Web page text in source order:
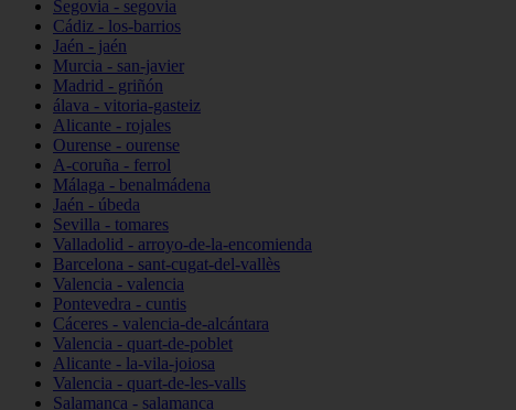
Segovia - segovia
Cádiz - los-barrios
Jaén - jaén
Murcia - san-javier
Madrid - griñón
álava - vitoria-gasteiz
Alicante - rojales
Ourense - ourense
A-coruña - ferrol
Málaga - benalmádena
Jaén - úbeda
Sevilla - tomares
Valladolid - arroyo-de-la-encomienda
Barcelona - sant-cugat-del-vallès
Valencia - valencia
Pontevedra - cuntis
Cáceres - valencia-de-alcántara
Valencia - quart-de-poblet
Alicante - la-vila-joiosa
Valencia - quart-de-les-valls
Salamanca - salamanca